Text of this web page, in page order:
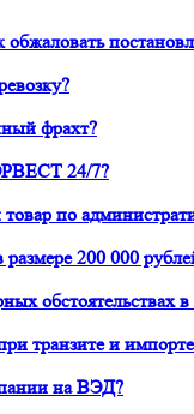
обжаловать
фрахт?
24/7?
по
200 000
обстоятельствах
транзите и
на ВЭД?